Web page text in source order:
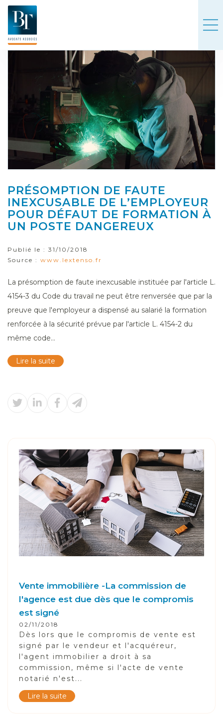
PRÉSOMPTION DE FAUTE
INEXCUSABLE DE L’EMPLOYEUR
POUR DÉFAUT DE FORMATION À
UN POSTE DANGEREUX
Publié le : 31/10/2018
Source : www.lextenso.fr
La présomption de faute inexcusable instituée par l'article L.
4154-3 du Code du travail ne peut être renversée que par la
preuve que l'employeur a dispensé au salarié la formation
renforcée à la sécurité prévue par l'article L. 4154-2 du
même code...
Lire la suite
Vente immobilière -La commission de
l'agence est due dès que le compromis
est signé
02/11/2018
Dès lors que le compromis de vente est
signé par le vendeur et l'acquéreur,
l'agent immobilier a droit à sa
commission, même si l'acte de vente
notarié n'est...
Lire la suite